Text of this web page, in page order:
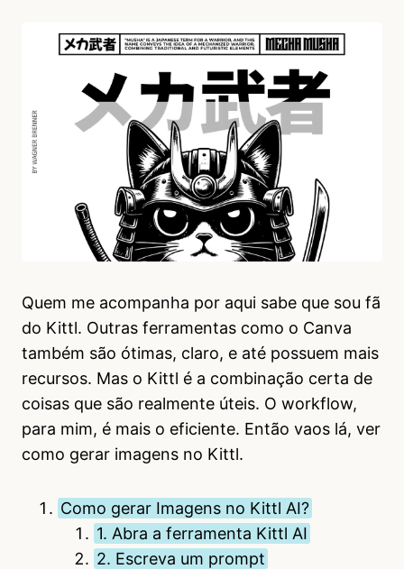
Quem me acompanha por aqui sabe que sou fã
do Kittl. Outras ferramentas como o Canva
também são ótimas, claro, e até possuem mais
recursos. Mas o Kittl é a combinação certa de
coisas que são realmente úteis. O workflow,
para mim, é mais o eficiente. Então vaos lá, ver
como gerar imagens no Kittl.
Como gerar Imagens no Kittl AI?
1. Abra a ferramenta Kittl AI
2. Escreva um prompt